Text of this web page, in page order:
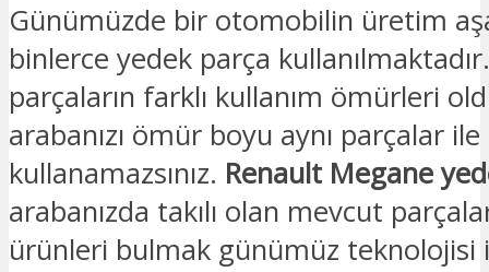
Günümüzde bir otomobilin üretim
binlerce yedek parça
parçaların farklı kullanım ömürleri
arabanızı ömür boyu aynı parçalar ile
kullanamazsınız. Renault Megane
arabanızda takılı olan mevcut
ürünleri bulmak günümüz teknolojisi